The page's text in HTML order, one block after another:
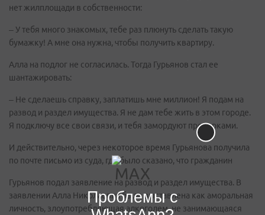
нет жилплощади в собственности:
– У тебя много знакомых, тебе раз плюнуть сделать такую
бумажку! А мне она нужна, чтобы получить квартиру.
Алла на подлог не согласилась. Тогда Гурьянов стал ее
шантажировать:
– Не сделаешь справку, заплатишь мне миллион! Я подам на
развод и раздел имущества. Я не дам тебе жить в этом городе.
Я подключу все свои связи, и тебя замордуют проверками.
И действительно, через некоторое время Гурьянова получила
по почте письмо из суда, где было сказано, что гражданин
Гурьянов подал заявление на развод и раздел имущества. В
заявлении Алла Николаевна была выставлена как аморальная
личность, злоупотребляющая алкоголем, не занимающаяся
Проблемы с